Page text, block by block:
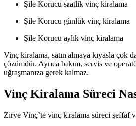
Şile Korucu saatlik vinç kiralama
Şile Korucu günlük vinç kiralama
Şile Korucu aylık vinç kiralama
Vinç kiralama, satın almaya kıyasla çok
çözümdür. Ayrıca bakım, servis ve
uğraşmanıza gerek kalmaz.
Vinç Kiralama Süreci
Zirve Vinç’te vinç kiralama süreci şeffaf